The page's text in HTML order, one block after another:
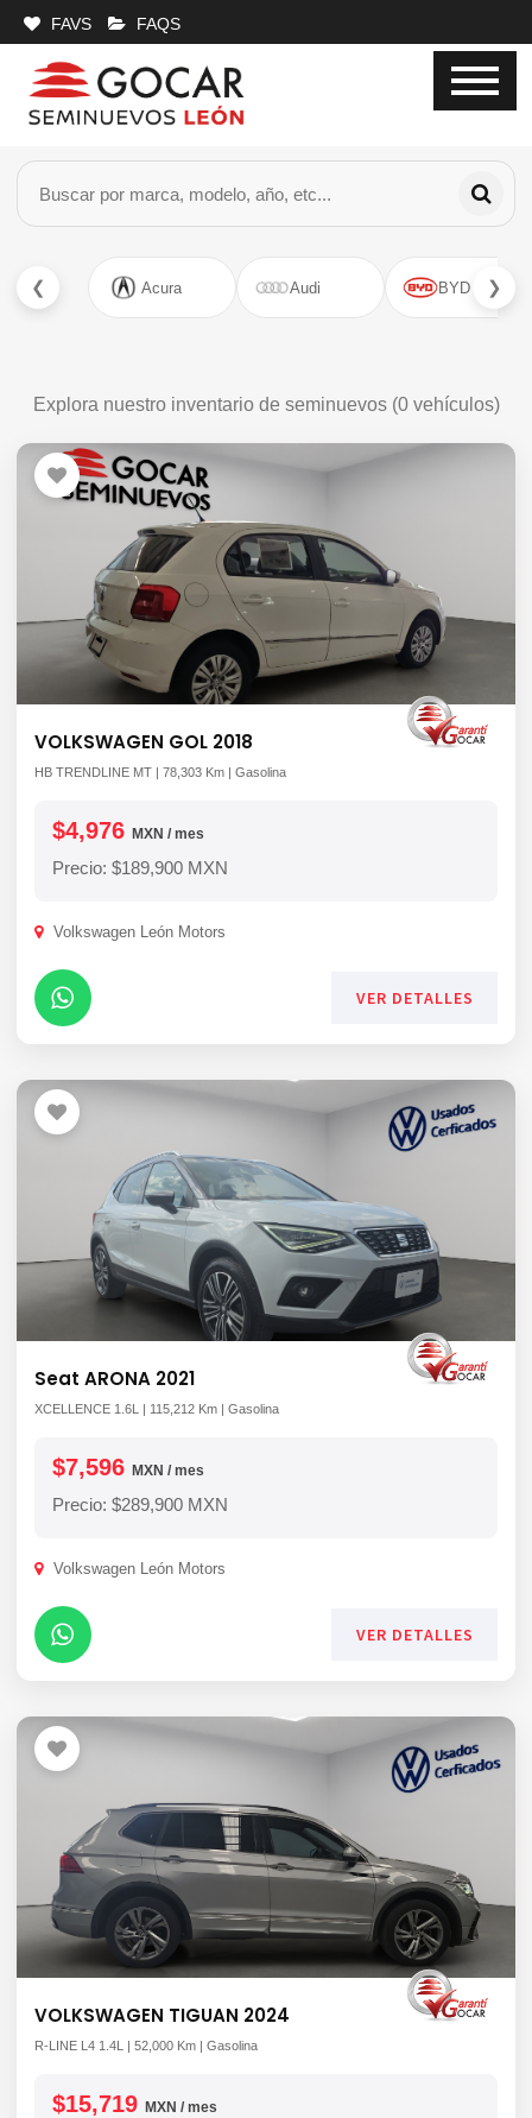
FAVS FAQS
❮ Acura Audi BYD ❯
Explora nuestro inventario de seminuevos (0vehículos)
VOLKSWAGEN GOL 2018
HB TRENDLINE MT | 78,303 Km | Gasolina
$4,976 MXN / mes
Precio: $189,900 MXN
Volkswagen León Motors
VER DETALLES
Seat ARONA 2021
XCELLENCE 1.6L | 115,212 Km | Gasolina
$7,596 MXN / mes
Precio: $289,900 MXN
Volkswagen León Motors
VER DETALLES
VOLKSWAGEN TIGUAN 2024
R-LINE L4 1.4L | 52,000 Km | Gasolina
$15,719 MXN / mes